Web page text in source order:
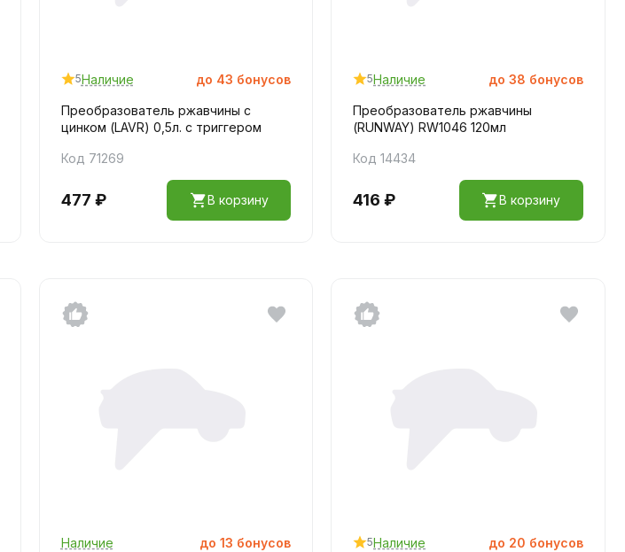
5Наличие до 43 бонусов
Преобразователь ржавчины с
цинком (LAVR) 0,5л. с триггером
Код 71269
477 ₽ В корзину
5Наличие до 38 бонусов
Преобразователь ржавчины
(RUNWAY) RW1046 120мл
Код 14434
416 ₽ В корзину
Наличие до13 бонусов 5Наличие до 20 бонусов